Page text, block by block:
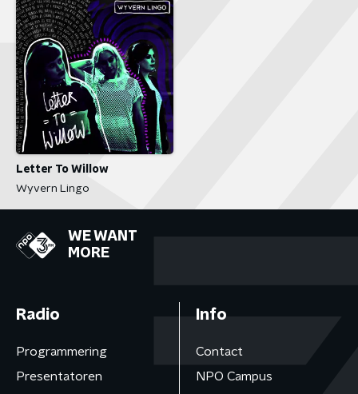
Letter To Willow
Wyvern Lingo
WE WANT
MORE
Radio
Programmering
Presentatoren
Info
Contact
NPO Campus